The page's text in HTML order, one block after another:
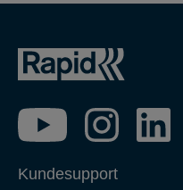
Kundesupport